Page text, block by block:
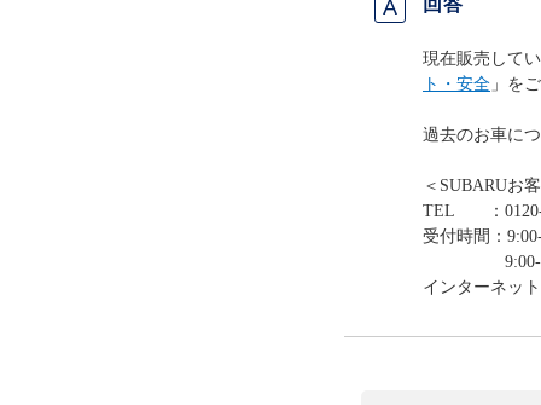
回答
現在販売して
ト・安全 」を
過去のお車に
＜SUBARUお
TEL ：0120-
受付時間：
9:00-12:00
インターネッ